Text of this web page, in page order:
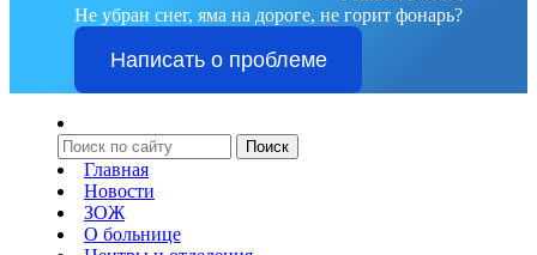
Не убран снег, яма на дороге, не горит фонарь?
Написать о проблеме
Главная
Новости
ЗОЖ
О больнице